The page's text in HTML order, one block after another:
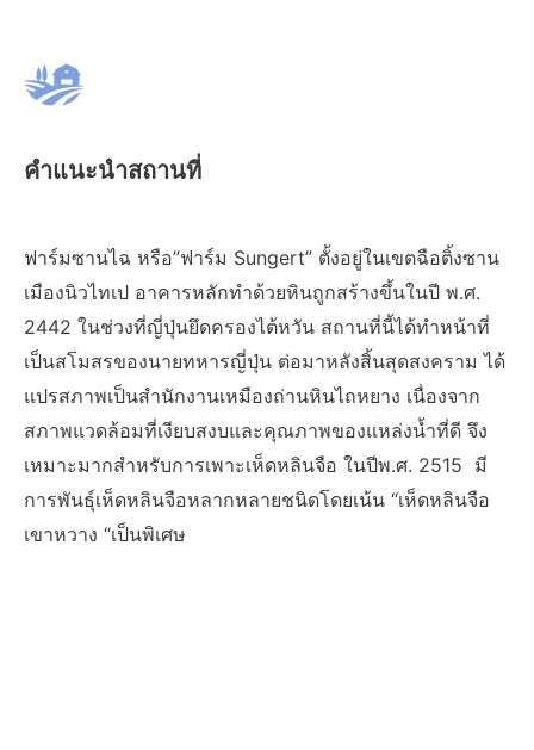
คำแนะนำสถานที่
ฟาร์มซานไฉ หรือ”ฟาร์ม Sungert” ตั้งอยู่ในเขตฉือติ้งซาน
เมืองนิวไทเป อาคารหลักทำด้วยหินถูกสร้างขึ้นในปี พ.ศ.
2442 ในช่วงที่ญี่ปุ่นยึดครองไต้หวัน สถานที่นี้ได้ทำหน้าที่
เป็นสโมสรของนายทหารญี่ปุ่น ต่อมาหลังสิ้นสุดสงคราม ได้
แปรสภาพเป็นสำนักงานเหมืองถ่านหินไถหยาง เนื่องจาก
สภาพแวดล้อมที่เงียบสงบและคุณภาพของแหล่งน้ำที่ดี จึง
เหมาะมากสำหรับการเพาะเห็ดหลินจือ ในปีพ.ศ. 2515 มี
การพันธุ์เห็ดหลินจือหลากหลายชนิดโดยเน้น “เห็ดหลินจือ
เขาหวาง “เป็นพิเศษ